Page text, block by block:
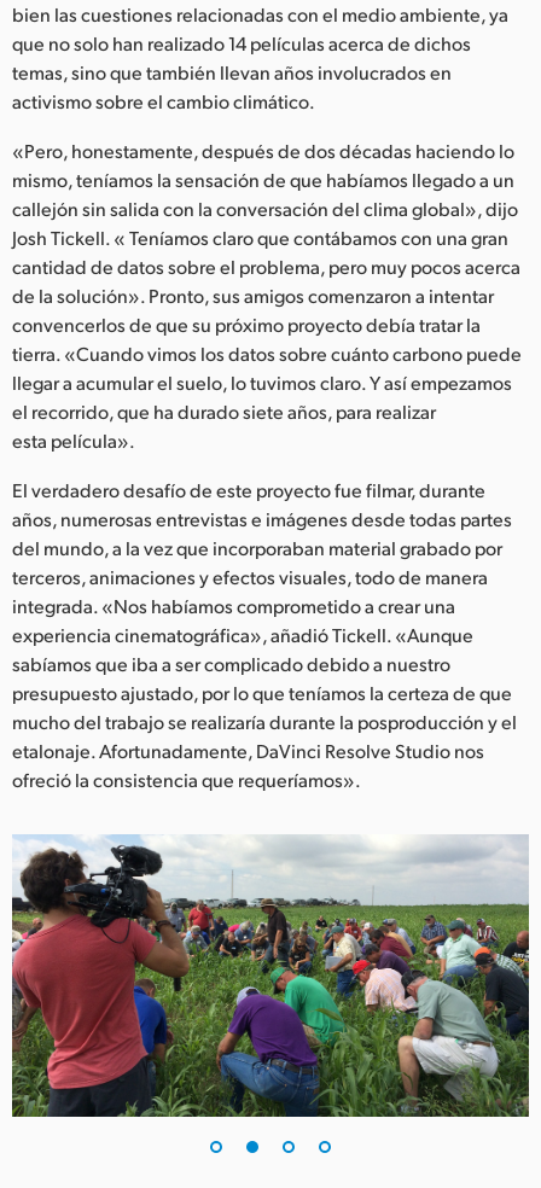
Malaysia
Netherlands
Norway
Poland
Portugal
Singapore
South Africa
España
Sweden
Chinese Taipei
Turkey
UAE
Ukraine
United Kingdom
bien las cuestiones relacionadas con el medio ambiente, ya
que no solo han realizado 14 películas acerca de dichos
temas, sino que también llevan años involucrados en
activismo sobre el cambio climático.
«Pero, honestamente, después de dos décadas haciendo lo
mismo, teníamos la sensación de que habíamos llegado a un
callejón sin salida con la conversación del clima global», dijo
Josh Tickell. « Teníamos claro que contábamos con una gran
cantidad de datos sobre el problema, pero muy pocos acerca
de la solución». Pronto, sus amigos comenzaron a intentar
convencerlos de que su próximo proyecto debía tratar la
tierra. «Cuando vimos los datos sobre cuánto carbono puede
llegar a acumular el suelo, lo tuvimos claro. Y así empezamos
el recorrido, que ha durado siete años, para realizar
esta película».
El verdadero desafío de este proyecto fue filmar, durante
años, numerosas entrevistas e imágenes desde todas partes
del mundo, a la vez que incorporaban material grabado por
terceros, animaciones y efectos visuales, todo de manera
integrada. «Nos habíamos comprometido a crear una
experiencia cinematográfica», añadió Tickell. «Aunque
sabíamos que iba a ser complicado debido a nuestro
presupuesto ajustado, por lo que teníamos la certeza de que
mucho del trabajo se realizaría durante la posproducción y el
etalonaje. Afortunadamente, DaVinci Resolve Studio nos
ofreció la consistencia que requeríamos».